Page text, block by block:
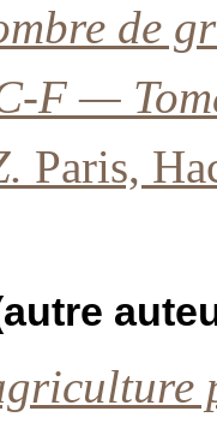
de
F —
Paris,